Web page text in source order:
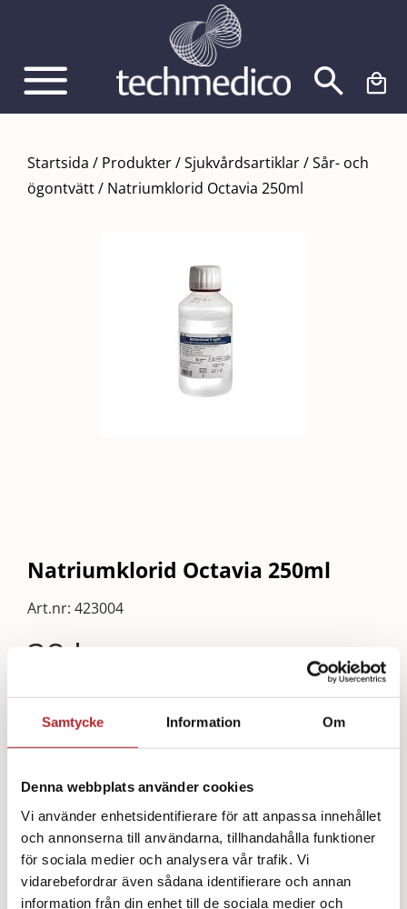
Samtycke Information Om
Denna webbplats använder cookies
Vi använder enhetsidentifierare för att anpassa innehållet
och annonserna till användarna, tillhandahålla funktioner
för sociala medier och analysera vår trafik. Vi
vidarebefordrar även sådana identifierare och annan
information från din enhet till de sociala medier och
innehållet
Startsida / Produkter/Sjukvårdsartiklar/Sår- och
ögontvätt/ Natriumklorid Octavia 250ml
Natriumklorid Octavia 250ml
Art.nr: 423004
38 kr
Läs mer
Natriumklorid
Octavia
250ml
mängd
VARUKORG